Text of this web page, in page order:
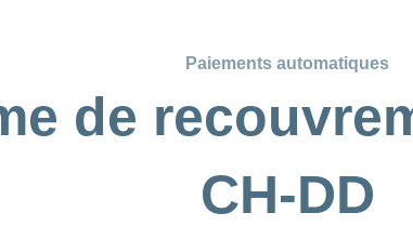
Paiements automatiques
de
CH-DD